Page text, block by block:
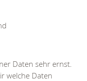
Daten sehr ernst.
welche Daten